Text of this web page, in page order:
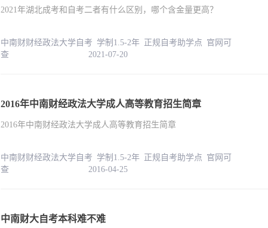
2021年湖北成考和自考二者有什么区别，哪个含金量更高？
中南财财经政法大学自考 学制1.5-2年 正规自考助学点 官网可
查 2021-07-20
2016年中南财经政法大学成人高等教育招生简章
2016年中南财经政法大学成人高等教育招生简章
中南财财经政法大学自考 学制1.5-2年 正规自考助学点 官网可
查 2016-04-25
中南财大自考本科难不难